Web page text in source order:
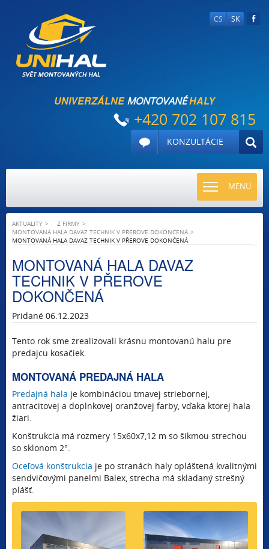
CS SK
UNIVERZÁLNEMONTOVANÉHALY
+420 702 107 815
KONZULTÁCIE
MENU
TOGGLE
AKTUALITY
Z FIRMY
MONTOVANÁ HALA DAVAZ TECHNIK V PŘEROVE DOKONČENÁ
MONTOVANÁ HALA DAVAZ TECHNIK V PŘEROVE DOKONČENÁ
MONTOVANÁ HALA DAVAZ
TECHNIK V PŘEROVE
DOKONČENÁ
Pridané 06.12.2023
Tento rok sme zrealizovali krásnu montovanú halu pre
predajcu kosačiek.
MONTOVANÁ PREDAJNÁ HALA
Predajná hala je kombináciou tmavej striebornej,
antracitovej a doplnkovej oranžovej farby, vďaka ktorej hala
žiari.
Konštrukcia má rozmery 15x60x7,12 m so šikmou strechou
so sklonom 2°.
Oceľová konštrukcia je po stranách haly opláštená kvalitnými
sendvičovými panelmi Balex, strecha má skladaný strešný
plášť.